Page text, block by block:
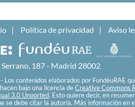
Política de privacidad Aviso
Serrano, 187 - Madrid 28002
contenidos elaborados por FundéuRAE
bajo una licencia de Creative Commons
3.0 Unported. Esto quiere decir, en
se debe citar la autoría. Más información en